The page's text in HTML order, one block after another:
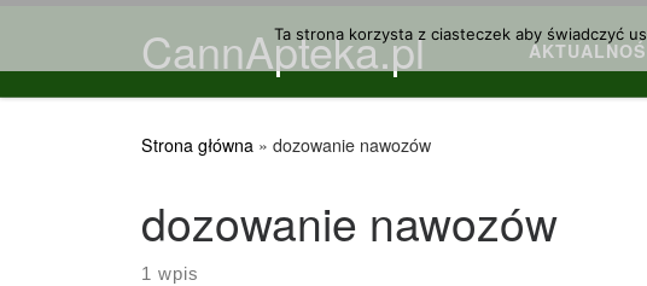
Przejdź do treściCannApteka.pl
Strona główna » dozowanie nawozów
dozowanie nawozów
1 wpis
Ta strona korzysta z ciasteczek aby świadczyć